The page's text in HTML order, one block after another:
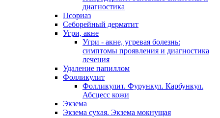
диагностика
Псориаз
Себорейный дерматит
Угри, акне
Угри - акне, угревая болезнь:
симптомы проявления и диагностика
лечения
Удаление папиллом
Фолликулит
Фолликулит. Фурункул. Карбункул.
Абсцесс кожи
Экзема
Экзема сухая. Экзема мокнущая